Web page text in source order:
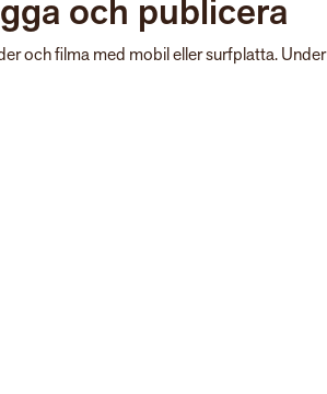
och publicera
och filma med mobil eller surfplatta. Under